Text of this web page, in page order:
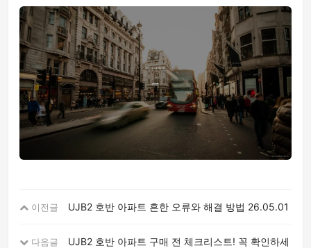
이전글 UJB2 호반 아파트 흔한 오류와 해결 방법 26.05.01
다음글
UJB2 호반 아파트 구매 전 체크리스트! 꼭 확인하세